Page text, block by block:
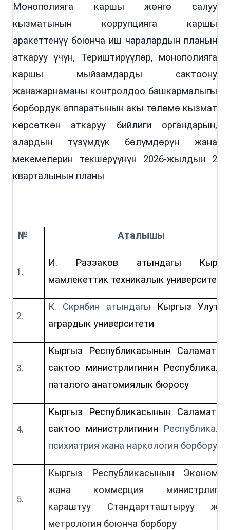
Монополияга каршы жөнгө салуу
кызматынын коррупцияга каршы
аракеттенүү боюнча иш чаралардын планын
аткаруу үчүн, Териштирүүлөр, монополияга
каршы мыйзамдарды сактоону
жанажарнаманы контролдоо башкармалыгы
борбордук аппаратынын акы төлөмө кызмат
көрсөткөн аткаруу бийлиги органдарын,
алардын түзүмдүк бөлүмдөрүн жана
мекемелерин текшерүүнүн 2026-жылдын 2
кварталынын планы
№ Аталышы
И. Раззаков атындагы
мамлекеттик техникалык университети
К. Скрябин атындагы Кыргыз
агрардык университети
Кыргыз Республикасынын
сактоо министрлигинин
паталого анатомиялык бюросу
Кыргыз Республикасынын
сактоо министрлигинин
психиатрия жана наркология борбору
Кыргыз Республикасынын
жана коммерция
караштуу Стандартташтыруу
метрология боюнча борбору